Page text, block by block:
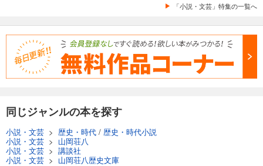
「小説・文芸」特集の一覧へ
同じジャンルの本を探す
小説・文芸 > 歴史・時代 / 歴史・時代小説
小説・文芸 > 山岡荘八
小説・文芸 > 講談社
小説・文芸 > 山岡荘八歴史文庫